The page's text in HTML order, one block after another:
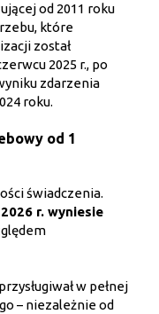
od 2011 roku
które
został
2025 r., po
zdarzenia
roku.
od 1
świadczenia.
r. wyniesie
w pełnej
– niezależnie od